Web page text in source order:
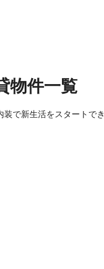
物件一覧
で新生活をスタートで